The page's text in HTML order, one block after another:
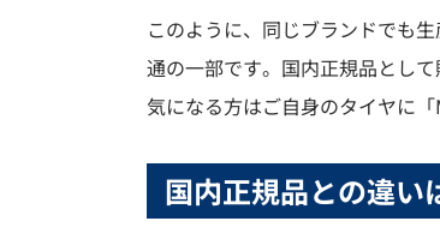
このように、同じブランドでも
通の一部です。国内正規品とし
気になる方はご自身のタイヤに
国内正規品との違い